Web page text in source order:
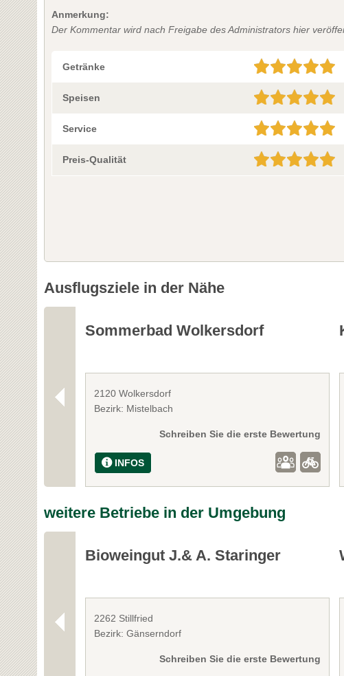
Anmerkung:
Der Kommentar wird nach Freigabe des Administrators hier
Getränke
Speisen
Service
Preis-Qualität
Ausflugsziele in der Nähe
Sommerbad Wolkersdorf
2120 Wolkersdorf
Bezirk: Mistelbach
Schreiben Sie die erste Bewertung
INFOS
weitere Betriebe in der Umgebung
Bioweingut J.& A. Staringer
2262 Stillfried
Bezirk: Gänserndorf
Schreiben Sie die erste Bewertung